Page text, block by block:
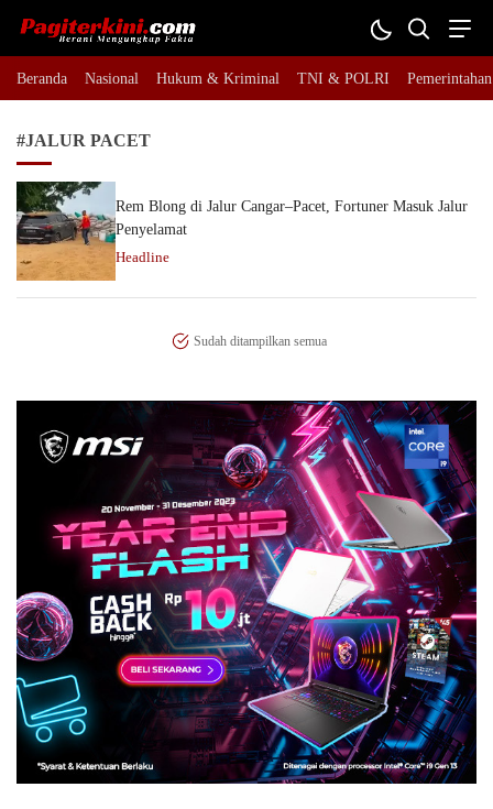
Pagiterkini.com
Berani Mengungkap Fakta
Beranda Nasional Hukum & Kriminal TNI & POLRI Pemerintahan
#JALUR PACET
Rem Blong di Jalur Cangar–Pacet, Fortuner Masuk Jalur
Penyelamat
Headline
Sudah ditampilkan semua